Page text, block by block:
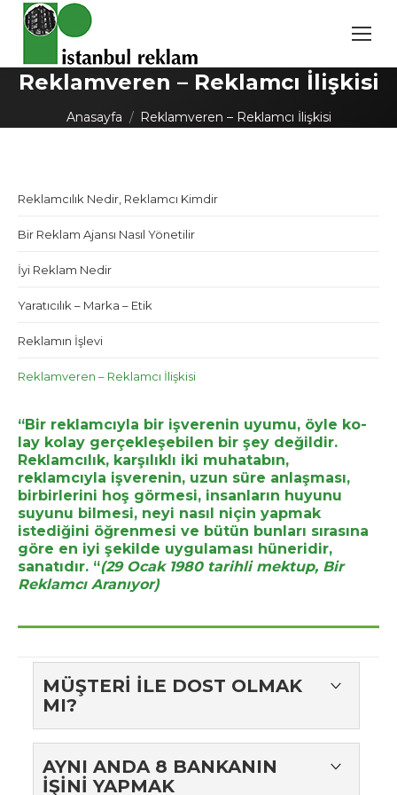
Reklamveren – Reklamcı İlişkisi
Anasayfa Reklamveren – Reklamcı İlişkisi
Reklamcılık Nedir, Reklamcı Kimdir
Bir Reklam Ajansı Nasıl Yönetilir
İyi Reklam Nedir
Yaratıcılık – Marka – Etik
Reklamın İşlevi
Reklamveren – Reklamcı İlişkisi
“Bir reklamcıyla bir işverenin uyumu, öyle ko­
lay kolay gerçekleşebilen bir şey değildir.
Reklamcılık, karşılıklı iki muhatabın,
reklamcıyla işverenin, uzun süre anlaşması,
birbirlerini hoş görmesi, insanların huyunu
suyunu bilmesi, neyi nasıl niçin yapmak
istediğini öğren­mesi ve bütün bunları sırasına
göre en iyi şe­kilde uygulaması hüneridir,
sanatıdır. “(29 Ocak 1980 tarihli mektup, Bir
Reklamcı Aranıyor)
MÜŞTERİ İLE DOST OLMAK
MI?
söyleyebilirim ki, reklam ilişkisinden önce mevcut
olan dostlukları, dostluğunu elde ettiğim o her hangi
AYNI ANDA 8 BANKANIN
İŞİNİ YAPMAK